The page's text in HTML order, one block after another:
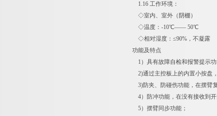
1.16 工作环境：
◇室内、室外（阴棚）
◇温度：-10℃—— 50℃
◇相对湿度：≤90%，不凝露
功能及特点
1）具有故障自检和报警提示
2)通过主控板上的内置小按盘
3)防夹、防碰伤功能，在摆臂
4）防冲功能，在没有接收到
5）摆臂同步功能；